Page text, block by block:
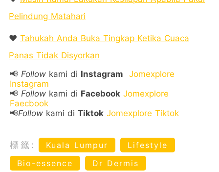
Pelindung Matahari
❤️ Tahukah Anda Buka Tingkap Ketika Cuaca
Panas Tidak Disyorkan
📢 Follow kami di Instagram
Jomexplore
Instagram
📢 Follow kami di Facebook Jomexplore
Faecbook
📢Follow kami di Tiktok Jomexplore Tiktok
標籤: Kuala Lumpur
Lifestyle
Bio-essence
Dr Dermis